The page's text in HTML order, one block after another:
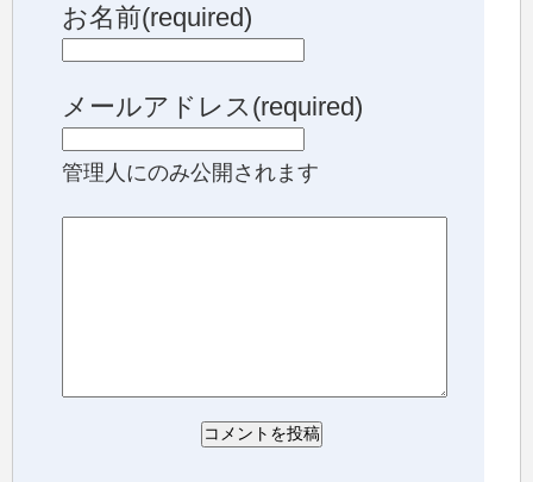
お名前(required)
メールアドレス(required)
管理人にのみ公開されます